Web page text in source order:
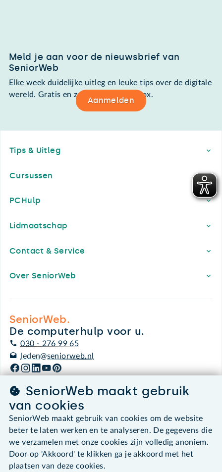
Meld je aan voor de nieuwsbrief van
SeniorWeb
Elke week duidelijke uitleg en leuke tips over de digitale
wereld. Gratis en zomaar in de mailbox.
Aanmelden
Tips & Uitleg
Cursussen
PCHulp
Lidmaatschap
Contact & Service
Over SeniorWeb
SeniorWeb.
De computerhulp voor u.
030 - 276 99 65
leden@seniorweb.nl
©2026 SeniorWeb
Algemene voorwaarden
Cookies en cookie-instellingen
Disclaimer
Privacybeleid
SeniorWeb maakt gebruik
van cookies
SeniorWeb maakt gebruik van cookies om de website
beter te laten werken en te analyseren. De gegevens die
we verzamelen met onze cookies zijn volledig anoniem.
Door op 'Akkoord' te klikken ga je akkoord met het
plaatsen van deze cookies.